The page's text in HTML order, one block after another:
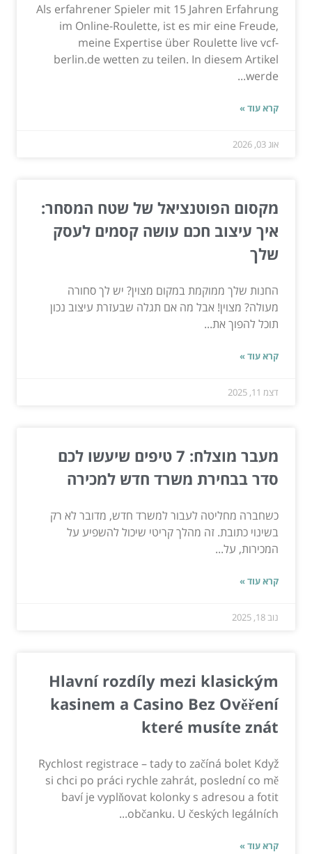
Als erfahrener Spieler mit 15 Jahren Erfahrung
im Online-Roulette, ist es mir eine Freude,
meine Expertise über Roulette live vcf-
berlin.de wetten zu teilen. In diesem Artikel
werde...
קרא עוד »
אוג 03, 2026
מקסום הפוטנציאל של שטח המסחר:
איך עיצוב חכם עושה קסמים לעסק
שלך
החנות שלך ממוקמת במקום מצוין? יש לך סחורה
מעולה? מצוין! אבל מה אם תגלה שבעזרת עיצוב נכון
תוכל להפוך את...
קרא עוד »
דצמ 11, 2025
מעבר מוצלח: 7 טיפים שיעשו לכם
סדר בבחירת משרד חדש למכירה
כשחברה מחליטה לעבור למשרד חדש, מדובר לא רק
בשינוי כתובת. זה מהלך קריטי שיכול להשפיע על
המכירות, על...
קרא עוד »
נוב 18, 2025
Hlavní rozdíly mezi klasickým
kasinem a Casino Bez Ověření
které musíte znát
Rychlost registrace – tady to začíná bolet Když
si chci po práci rychle zahrát, poslední co mě
baví je vyplňovat kolonky s adresou a fotit
občanku. U českých legálních...
קרא עוד »